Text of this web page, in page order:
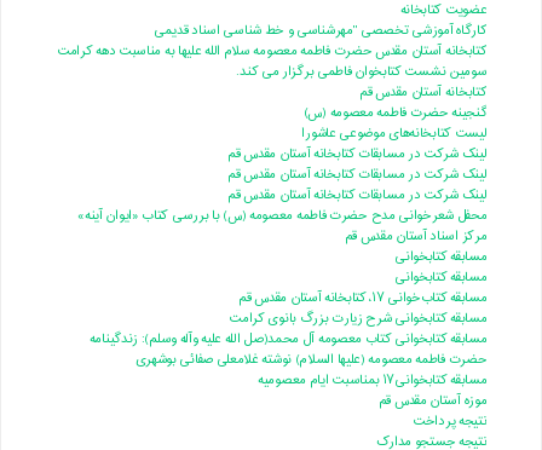
عضویت کتابخانه
کارگاه آموزشی تخصصی "مهرشناسی و خط شناسی اسناد قدیمی
کتابخانه آستان مقدس حضرت فاطمه معصومه سلام الله علیها به مناسبت دهه کرامت
سومین نشست کتابخوان فاطمی برگزار می کند.
کتابخانه آستان مقدس قم
گنجینه حضرت فاطمه معصومه (س)
لیست کتابخانه‌های موضوعی عاشورا
لینک شرکت در مسابقات کتابخانه آستان مقدس قم
لینک شرکت در مسابقات کتابخانه آستان مقدس قم
لینک شرکت در مسابقات کتابخانه آستان مقدس قم
محفل شعرخوانی مدح حضرت فاطمه معصومه (س) با بررسی کتاب «ایوان آینه»
مرکز اسناد آستان مقدس قم
مسابقه کتابخوانی
مسابقه کتابخوانی
مسابقه کتاب‌خوانی ۱۷، کتابخانه آستان مقدس قم
مسابقه کتابخوانی شرح زیارت بزرگ بانوی کرامت
مسابقه کتابخوانی کتاب معصومه آل محمد(صل الله علیه وآله وسلم): زندگینامه
حضرت فاطمه معصومه (علیها السلام) نوشته غلامعلی صفائی بوشهری
مسابقه کتابخوانی۱۷ بمناسبت ایام معصومیه
موزه آستان مقدس قم
نتیجه پرداخت
نتیجه جستجو مدارک